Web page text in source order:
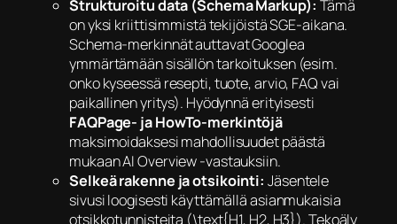
Strukturoitu data (Schema Markup): Tämä
on yksi kriittisimmistä tekijöistä SGE-aikana.
Schema-merkinnät auttavat Googlea
ymmärtämään sisällön tarkoituksen (esim.
onko kyseessä resepti, tuote, arvio, FAQ vai
paikallinen yritys). Hyödynnä erityisesti
FAQPage- ja HowTo-merkintöjä
maksimoidaksesi mahdollisuudet päästä
mukaan AI Overview -vastauksiin.
Selkeä rakenne ja otsikointi: Jäsentele
sivusi loogisesti käyttämällä asianmukaisia
otsikkotunnisteita (\text{H1, H2, H3}). Tekoäly